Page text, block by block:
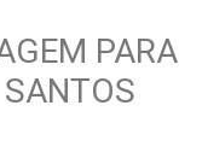
PARA